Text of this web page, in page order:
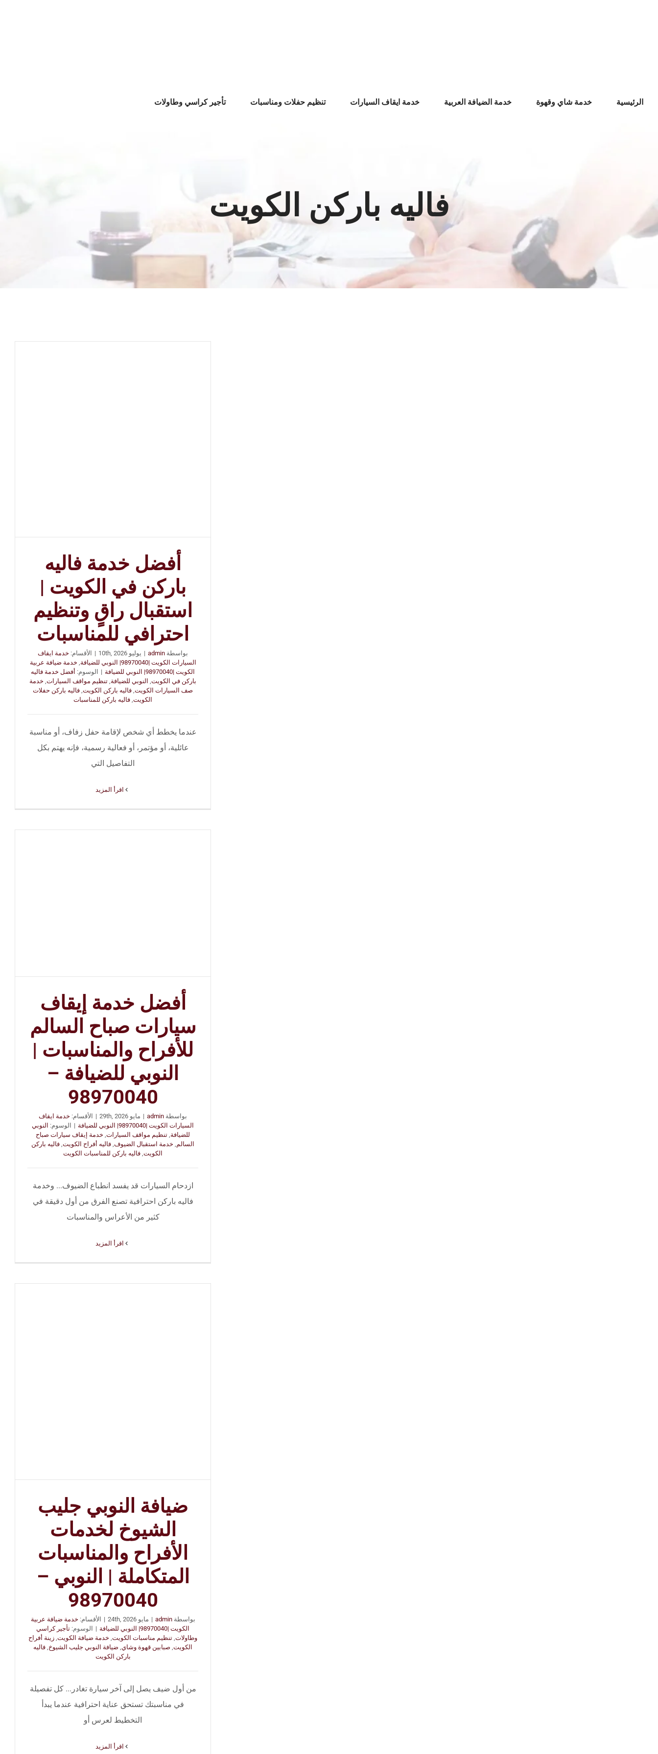
الرئيسية خدمة شاي وقهوة خدمة الضيافة العربية خدمة ايقاف السيارات تنظيم حفلات ومناسبات تأجير كراسي وطاولات
فاليه باركن الكويت
أفضل خدمة فاليه
باركن في الكويت |
استقبال راقٍ وتنظيم
احترافي للمناسبات
بواسطة admin
| يوليو 10th, 2026 | الأقسام: خدمة ايقاف
السيارات الكويت |98970040| النوبي للضيافة
خدمة ضيافة عربية
الكويت |98970040| النوبي للضيافة
| الوسوم: أفضل خدمة فاليه
باركن في الكويت, النوبي للضيافة تنظيم مواقف السيارات, خدمة
صف السيارات الكويت, فاليه باركن الكويت, فاليه باركن حفلات
الكويت, فاليه باركن للمناسبات
عندما يخطط أي شخص لإقامة حفل زفاف، أو مناسبة
عائلية، أو مؤتمر، أو فعالية رسمية، فإنه يهتم بكل
التفاصيل التي
‫اقرأ المزيد
أفضل خدمة إيقاف
سيارات صباح السالم
للأفراح والمناسبات |
النوبي للضيافة –
98970040
بواسطة admin
| مايو 29th, 2026 | الأقسام: خدمة ايقاف
السيارات الكويت |98970040| النوبي للضيافة
| الوسوم: النوبي
للضيافة, تنظيم مواقف السيارات, خدمة إيقاف سيارات صباح
السالم, خدمة استقبال الضيوف, فاليه أفراح الكويت, فاليه باركن
الكويت, فاليه باركن للمناسبات الكويت
ازدحام السيارات قد يفسد انطباع الضيوف... وخدمة
فاليه باركن احترافية تصنع الفرق من أول دقيقة في
كثير من الأعراس والمناسبات
‫اقرأ المزيد
ضيافة النوبي جليب
الشيوخ لخدمات
الأفراح والمناسبات
المتكاملة | النوبي –
98970040
بواسطةadmin
| مايو 24th, 2026 | الأقسام: خدمة ضيافة عربية
الكويت |98970040| النوبي للضيافة
| الوسوم: تأجير كراسي
وطاولات, تنظيم مناسبات الكويت, خدمة ضيافة الكويت, زينة أفراح
الكويت, صبابين قهوة وشاي ضيافة النوبي جليب الشيوخ فاليه
باركن الكويت
من أول ضيف يصل إلى آخر سيارة تغادر... كل تفصيلة
في مناسبتك تستحق عناية احترافية عندما يبدأ
التخطيط لعرس أو
‫اقرأ المزيد